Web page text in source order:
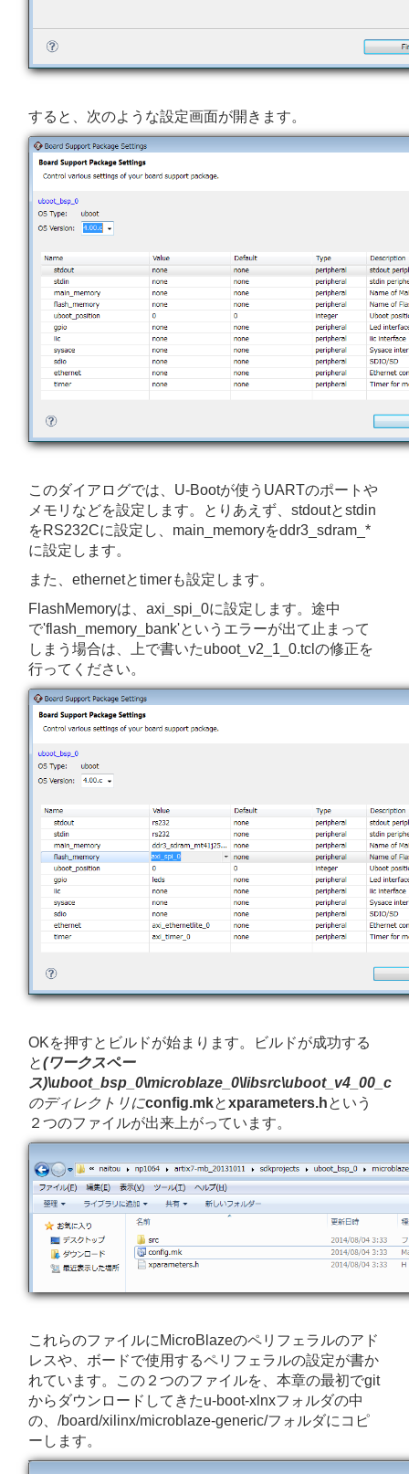
すると、次のような設定画面が開きます。
このダイアログでは、U-Bootが使うUARTのポートや
メモリなどを設定します。とりあえず、stdoutとstdin
をRS232Cに設定し、main_memoryをddr3_sdram_*
に設定します。
また、ethernetとtimerも設定します。
FlashMemoryは、axi_spi_0に設定します。途中
で'flash_memory_bank'というエラーが出て止まって
しまう場合は、上で書いたuboot_v2_1_0.tclの修正を
行ってください。
OKを押すとビルドが始まります。ビルドが成功する
と(ワークスペー
ス)\uboot_bsp_0\microblaze_0\libsrc\uboot_v4_00_c
のディレクトリにconfig.mkとxparameters.hという
２つのファイルが出来上がっています。
これらのファイルにMicroBlazeのペリフェラルのアド
レスや、ボードで使用するペリフェラルの設定が書か
れています。この２つのファイルを、本章の最初でgit
からダウンロードしてきたu-boot-xlnxフォルダの中
の、/board/xilinx/microblaze-generic/フォルダにコピ
ーします。